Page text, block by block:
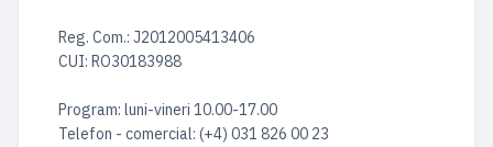
Reg. Com.: J2012005413406
CUI: RO30183988
Program: luni-vineri 10.00-17.00
Telefon - comercial: (+4) 031 826 00 23